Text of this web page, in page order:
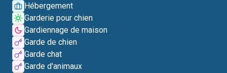
Hébergement
Garderie pour chien
Gardiennage de maison
Garde de chien
Garde chat
Garde d'animaux